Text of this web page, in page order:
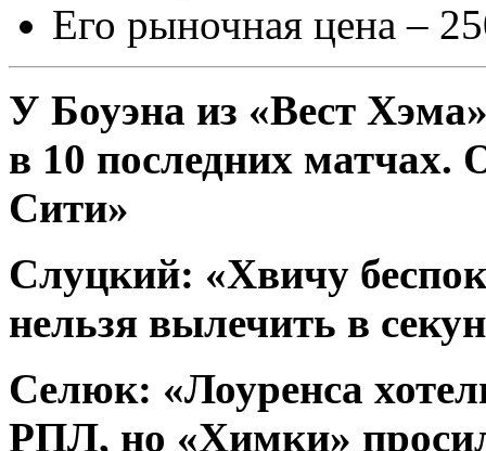
Его рыночная цена –
У Боуэна из «Вест
в 10 последних
Сити»
Слуцкий: «Хвичу
нельзя вылечить в
Селюк: «Лоуренса
РПЛ, но «Химки»